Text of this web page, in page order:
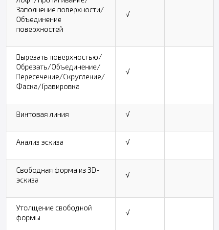
Заполнение поверхности/
Объединение
поверхностей
√
Вырезать поверхностью/
Обрезать/Объединение/
Пересечение/Скругление/
Фаска/Гравировка
√
Винтовая линия √
Анализ эскиза √
Свободная форма из 3D-
эскиза
√
Утолщение свободной
формы
√